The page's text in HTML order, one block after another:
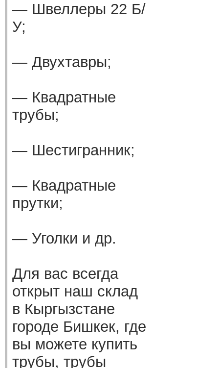
— Швеллеры 22 Б/
У;
— Двухтавры;
— Квадратные
трубы;
— Шестигранник;
— Квадратные
прутки;
— Уголки и др.
Для вас всегда
открыт наш склад
в Кыргызстане
городе Бишкек, где
вы можете купить
трубы, трубы